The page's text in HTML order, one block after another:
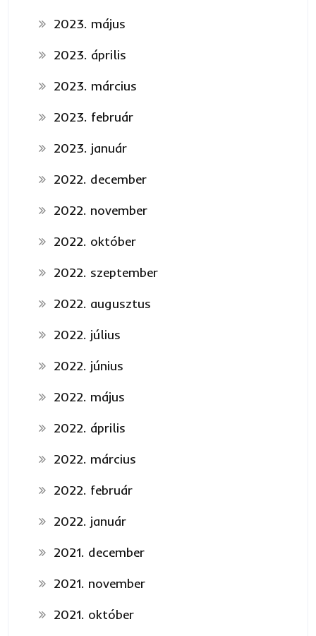
2023. május
2023. április
2023. március
2023. február
2023. január
2022. december
2022. november
2022. október
2022. szeptember
2022. augusztus
2022. július
2022. június
2022. május
2022. április
2022. március
2022. február
2022. január
2021. december
2021. november
2021. október